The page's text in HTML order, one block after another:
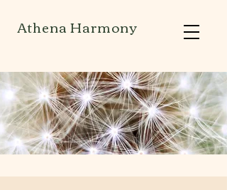
Athena Harmony